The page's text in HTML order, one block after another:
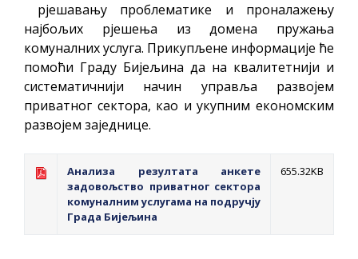
рјешавању проблематике и проналажењу
најбољих рјешења из домена пружања
комуналних услуга. Прикупљене информације ће
помоћи Граду Бијељина да на квалитетнији и
систематичнији начин управља развојем
приватног сектора, као и укупним економским
развојем заједнице.
Анализа резултата анкете
задовољство приватног сектора
комуналним услугама на подручју
Града Бијељина
655.32KB